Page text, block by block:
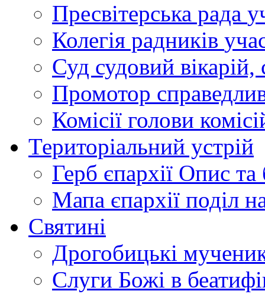
Пресвітерська рада
Колегія радників
Суд судовий вікарій,
Промотор
Комісії голови
Територіальний устрій
Герб єпархії Опис та
Мапа єпархії поділ
Святині
Дрогобицькі
Слуги Божі в